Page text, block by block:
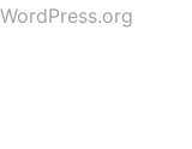
WordPress.org